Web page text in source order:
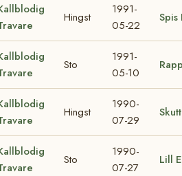
Hingst
1991-
05-22
Spis
Sto
1991-
05-10
Hingst
1990-
07-29
Sto
1990-
07-27
Lill